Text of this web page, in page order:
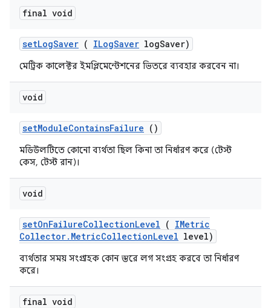
final void
setLogSaver ( ILogSaver logSaver)
মেট্রিক কালেক্টর ইমপ্লিমেন্টেশনের ভিতরে ব্যবহার করবেন না।
void
setModuleContainsFailure ()
মডিউলটিতে কোনো ব্যর্থতা ছিল কিনা তা নির্ধারণ করে (টেস্ট
কেস, টেস্ট রান)।
void
setOnFailureCollectionLevel ( IMetric
Collector. MetricCollectionLevel level)
ব্যর্থতার সময় সংগ্রাহক কোন স্তরে লগ সংগ্রহ করবে তা নির্ধারণ
করে।
final void